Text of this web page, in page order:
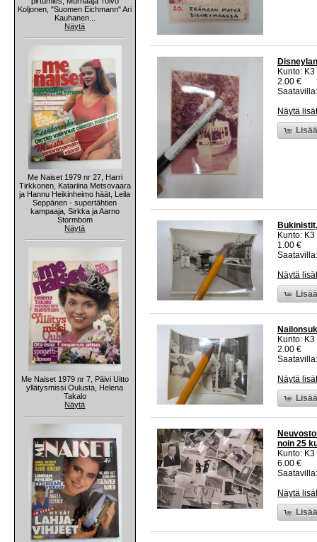
Koljonen, "Suomen Eichmann" Ari
Kauhanen...
Näytä
Me Naiset 1979 nr 27, Harri
Tirkkonen, Katariina Metsovaara
ja Hannu Heikinheimo häät, Leila
Seppänen - supertähtien
kampaaja, Sirkka ja Aarno
Stormbom
Näytä
Me Naiset 1979 nr 7, Päivi Uitto
yllätysmissi Oulusta, Helena
Takalo
Näytä
Kunto:
2.00 €
Näytä
Kunto:
1.00 €
Näytä
Kunto:
2.00 €
Näytä
noin 25
Kunto:
6.00 €
Näytä